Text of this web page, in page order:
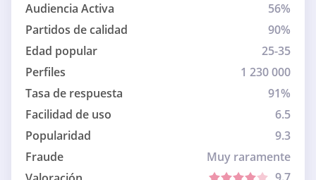
Audiencia Activa
56%
Partidos de calidad
90%
Edad popular
25-35
Perfiles
1 230 000
Tasa de respuesta
91%
Facilidad de uso
6.5
Popularidad
9.3
Fraude
Muy raramente